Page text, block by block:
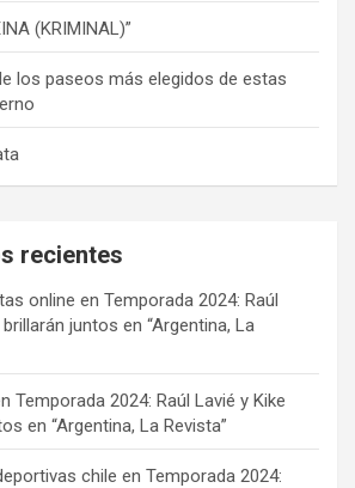
(KRIMINAL)”
los paseos más elegidos de estas
recientes
online en Temporada 2024: Raúl
juntos en “Argentina, La
Temporada 2024: Raúl Lavié y Kike
en “Argentina, La Revista”
chile en Temporada 2024: